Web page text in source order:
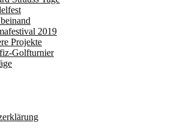
2019
Projekte
Golfturnier